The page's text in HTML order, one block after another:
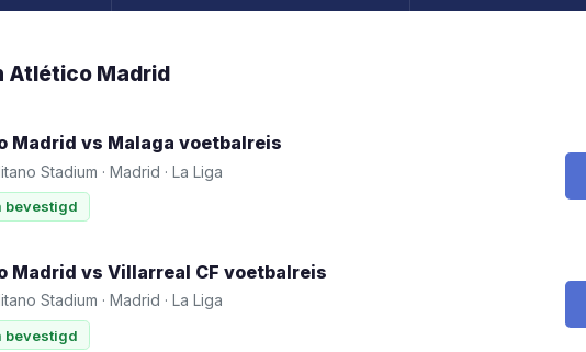
Atlético Madrid
Madrid vs Malaga voetbalreis
Stadium · Madrid · La Liga
bevestigd
Madrid vs Villarreal CF voetbalreis
Stadium · Madrid · La Liga
bevestigd